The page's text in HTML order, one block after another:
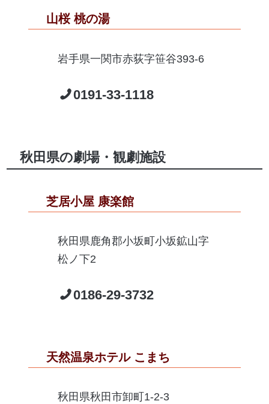
山桜 桃の湯
岩手県一関市赤荻字笹谷393-6
0191-33-1118
秋田県の劇場・観劇施設
芝居小屋 康楽館
秋田県鹿角郡小坂町小坂鉱山字
松ノ下2
0186-29-3732
天然温泉ホテル こまち
秋田県秋田市卸町1-2-3